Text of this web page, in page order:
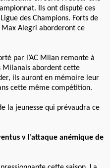
Ils ont disputé ces
des Champions. Forts de
Alegri aborderont ce
par l’AC Milan remonte à
Milanais abordent cette
ils auront en mémoire leur
cette même compétition.
la jeunesse qui prévaudra ce
v l’attaque anémique de